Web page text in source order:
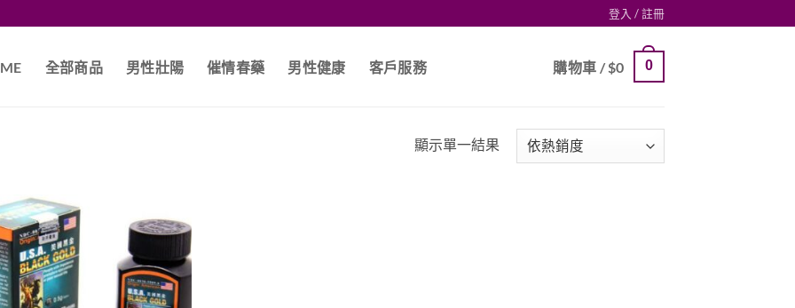
登入 / 註冊
全部商品 男性壯陽 催情春藥 男性健康 客戶服務 購物車 /$0 0
顯示單一結果